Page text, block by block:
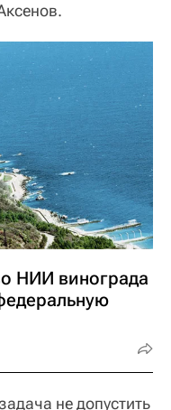
НИИ винограда
не допустить